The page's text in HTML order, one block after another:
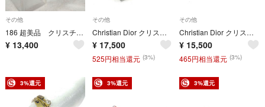
その他
186 超美品 クリスチャンディオール Dior メガネ 度有 ゴールドフレーム
¥ 13,400
その他
Christian Dior クリスチャンディオール ネックレス Montaigne/ダブルプレート シルバーカラー ユニセックス / 240001216024
¥ 17,500
525円相当還元 (3%)
その他
Christian Dior クリスチャンディオール イヤリング フェイクパール×ラインストーン ヴィンテージ ゴールドカラー レディース / 240001144343
¥ 15,500
465円相当還元 (3%)
3%還元 3%還元 3%還元